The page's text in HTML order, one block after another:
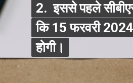
2. इससे पहले
कि 15 फरवरी 2024
होगी।
2. इससे पहले
कि 15 फरवरी 2024